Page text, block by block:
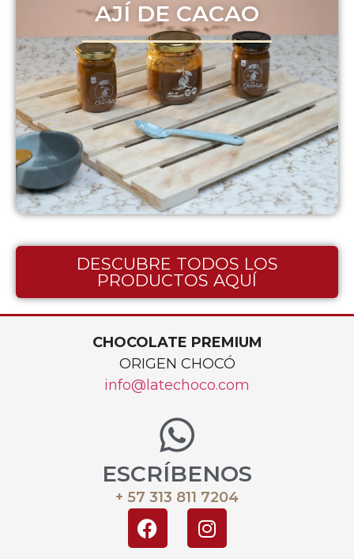
AJÍ DE CACAO
DESCUBRE TODOS LOS
PRODUCTOS AQUÍ
CHOCOLATE PREMIUM
ORIGEN CHOCÓ
info@latechoco.com
ESCRÍBENOS
+ 57 313 811 7204